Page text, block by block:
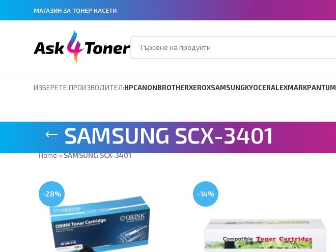
МАГАЗИН ЗА ТОНЕР КАСЕТИ
ИЗБЕРЕТЕ ПРОИЗВОДИТЕЛ:HPCANONBROTHERXEROXSAMSUNGKYOCERALEXMARKPANTUM
SAMSUNG SCX-3401
Home»SAMSUNG SCX-3401
-28% -14%